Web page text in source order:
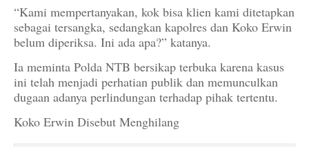
“Kami mempertanyakan, kok bisa klien kami ditetapkan
sebagai tersangka, sedangkan kapolres dan Koko Erwin
belum diperiksa. Ini ada apa?” katanya.
Ia meminta Polda NTB bersikap terbuka karena kasus
ini telah menjadi perhatian publik dan memunculkan
dugaan adanya perlindungan terhadap pihak tertentu.
Koko Erwin Disebut Menghilang